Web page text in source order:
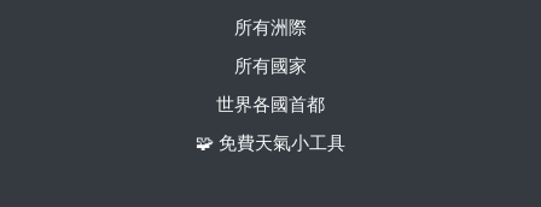
所有洲際
所有國家
世界各國首都
🧩 免費天氣小工具